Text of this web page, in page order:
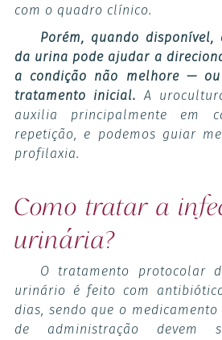
com o quadro clínico.
Porém, quando
da urina pode ajudar a
a condição não melhore —
tratamento inicial. A
auxilia principalmente em
repetição, e podemos guiar
profilaxia.
Como tratar a
urinária?
O tratamento protocolar
urinário é feito com
dias, sendo que o
de administração devem